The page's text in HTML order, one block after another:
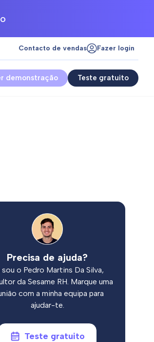
Contacto de vendas Fazer login
Teste gratuito
demonstração
Precisa de ajuda?
sou o Pedro Martins Da Silva,
da Sesame RH. Marque uma
com a minha equipa para
ajudar-te.
Teste gratuito